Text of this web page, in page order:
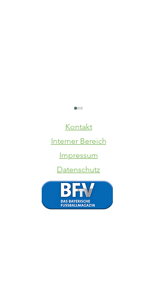
VfB trennt
sich von
Steffen
Kontakt
Interner Bereich
Impressum
Datenschutz